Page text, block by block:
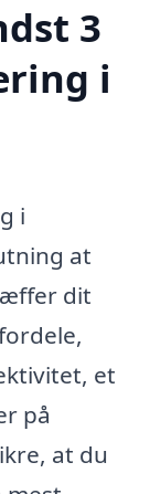
3
i
i
at
dit
et
på
at du